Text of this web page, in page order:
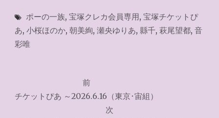
ポーの一族, 宝塚クレカ会員専用, 宝塚チケットぴ
あ, 小桜ほのか, 朝美絢, 瀬央ゆりあ, 縣千, 萩尾望都, 音
彩唯
稿
前
チケットぴあ ～2026.6.16（東京･宙組）
次